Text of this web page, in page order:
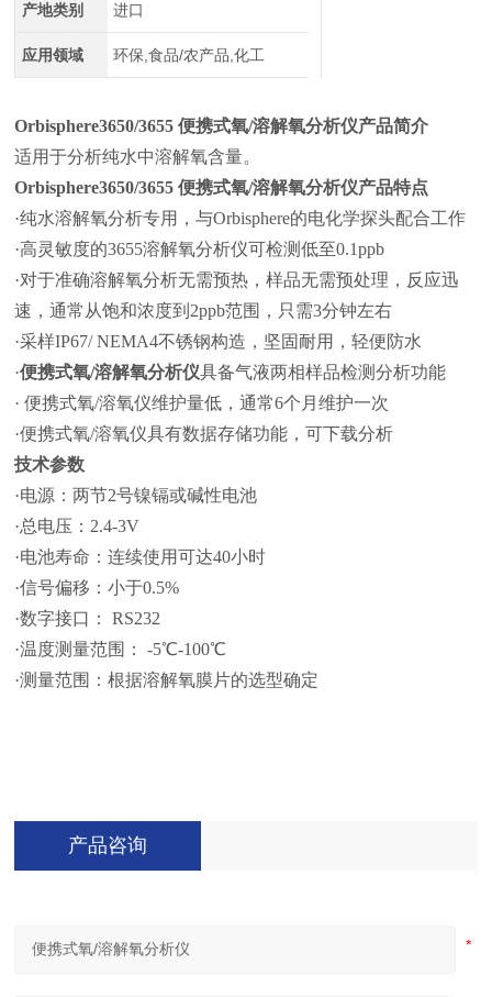
产地类别 进口
应用领域 环保,食品/农产品,化工
Orbisphere3650/3655便携式氧/溶解氧分析仪产品简介
适用于分析纯水中溶解氧含量。
Orbisphere3650/3655便携式氧/溶解氧分析仪产品特点
·纯水溶解氧分析专用，与Orbisphere的电化学探头配合工作
·高灵敏度的3655溶解氧分析仪可检测低至0.1ppb
·对于准确溶解氧分析无需预热，样品无需预处理，反应迅
速，通常从饱和浓度到2ppb范围，只需3分钟左右
·采样IP67/ NEMA4不锈钢构造，坚固耐用，轻便防水
·便携式氧/溶解氧分析仪具备气液两相样品检测分析功能
· 便携式氧/溶氧仪维护量低，通常6个月维护一次
·便携式氧/溶氧仪具有数据存储功能，可下载分析
技术参数
·电源：两节2号镍镉或碱性电池
·总电压：2.4-3V
·电池寿命：连续使用可达40小时
·信号偏移：小于0.5%
·数字接口： RS232
·温度测量范围： -5℃-100℃
·测量范围：根据溶解氧膜片的选型确定
产品咨询